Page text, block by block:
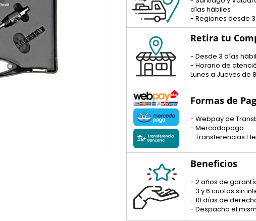
días hábiles
- Regiones desde
Retira tu
- Desde 3 días
- Horario de
Lunes a Jueves de
Formas de
- Webpay de
- Mercadopago
- Transferencias
Beneficios
- 2 años de
- 3 y 6 cuotas sin
- 10 días de
- Despacho el